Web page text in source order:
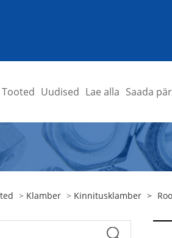
Tooted Uudised Lae alla Saada
> Klamber > Kinnitusklamber >